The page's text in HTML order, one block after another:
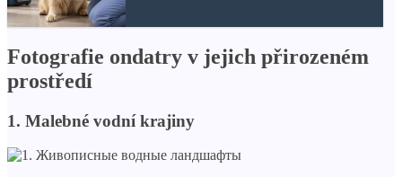
Fotografie ondatry v jejich přirozeném
prostředí
1. Malebné vodní krajiny